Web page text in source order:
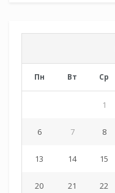
Елена Шебалина.
Галерея
Пн Вт Ср
1
6 7 8
13 14 15
20 21 22